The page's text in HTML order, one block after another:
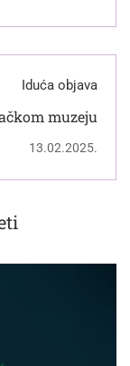
Iduća objava
muzeju
13.02.2025.